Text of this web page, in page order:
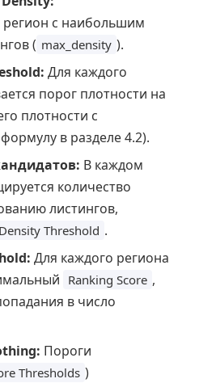
с наибольшим
( max_density ).
Для каждого
порог плотности на
плотности с
в разделе 4.2).
В каждом
количество
листингов,
Density Threshold .
Для каждого региона
Ranking Score ,
в число
Пороги
Thresholds )